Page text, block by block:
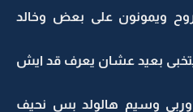
بروح ويمونون على بعض وخالد
بعيد عشان يعرف قد ايش
وسيم هالولد بس نحيف